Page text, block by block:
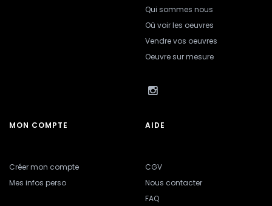
Qui sommes nous
Où voir les oeuvres
Vendre vos oeuvres
Oeuvre sur mesure
MON COMPTE
Créer mon compte
Mes infos perso
AIDE
CGV
Nous contacter
FAQ